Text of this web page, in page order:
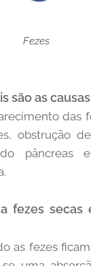
Fezes
são as
das
obstrução
pâncreas
fezes secas
as fezes